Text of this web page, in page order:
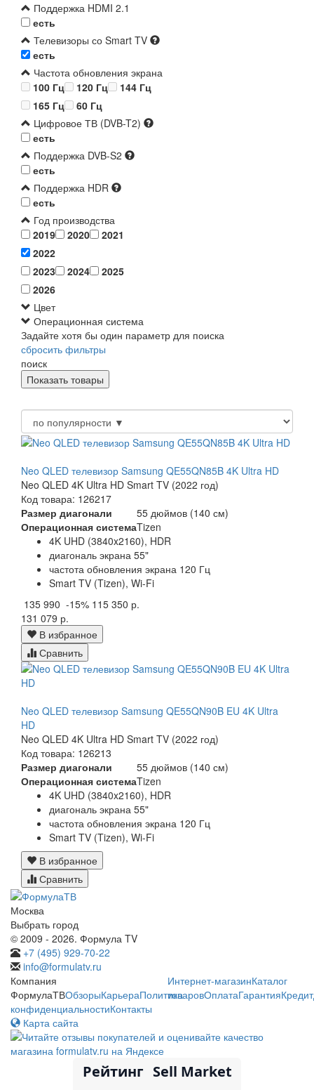
Поддержка HDMI 2.1
есть
Телевизоры со Smart TV
есть
Частота обновления экрана
100 Гц
120 Гц
144 Гц
165 Гц
60 Гц
Цифровое ТВ (DVB-T2)
есть
Поддержка DVB-S2
есть
Поддержка HDR
есть
Год производства
2019
2020
2021
2022
2023
2024
2025
2026
Цвет
Операционная система
Задайте хотя бы один параметр для поиска
сбросить фильтры
поиск
Neo QLED телевизор Samsung QE55QN85B 4K Ultra HD
Neo QLED 4K Ultra HD Smart TV (2022 год)
Код товара: 126217
Размер диагонали
55 дюймов (140 см)
Операционная системаTizen
4K UHD (3840x2160), HDR
диагональ экрана 55"
частота обновления экрана 120 Гц
Smart TV (Tizen), Wi-Fi
135 990 -15% 115 350 р.
131 079 р.
В избранное
Сравнить
Neo QLED телевизор Samsung QE55QN90B EU 4K Ultra
HD
Neo QLED 4K Ultra HD Smart TV (2022 год)
Код товара: 126213
Размер диагонали
55 дюймов (140 см)
Операционная системаTizen
4K UHD (3840x2160), HDR
диагональ экрана 55"
частота обновления экрана 120 Гц
Smart TV (Tizen), Wi-Fi
В избранное
Сравнить
Москва
Выбрать город
© 2009 - 2026. Формула TV
+7 (495) 929-70-22
info@formulatv.ru
Компания
ФормулаТВОбзорыКарьераПолитика
конфиденциальностиКонтакты
Интернет-магазинКаталог
товаровОплатаГарантияКредит
Карта сайта
Рейтинг Sell Market